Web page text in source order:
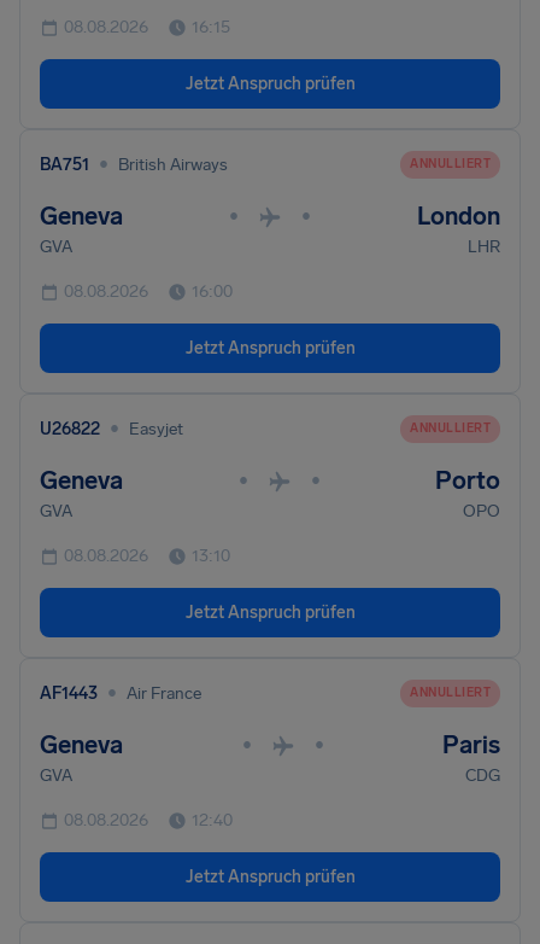
08.08.2026 16:15
Jetzt Anspruch prüfen
BA751 • British Airways ANNULLIERT
Geneva • • London
GVA LHR
08.08.2026 16:00
Jetzt Anspruch prüfen
U26822 • Easyjet ANNULLIERT
Geneva • • Porto
GVA OPO
08.08.2026 13:10
Jetzt Anspruch prüfen
AF1443 • Air France ANNULLIERT
Geneva • • Paris
GVA CDG
08.08.2026 12:40
Jetzt Anspruch prüfen